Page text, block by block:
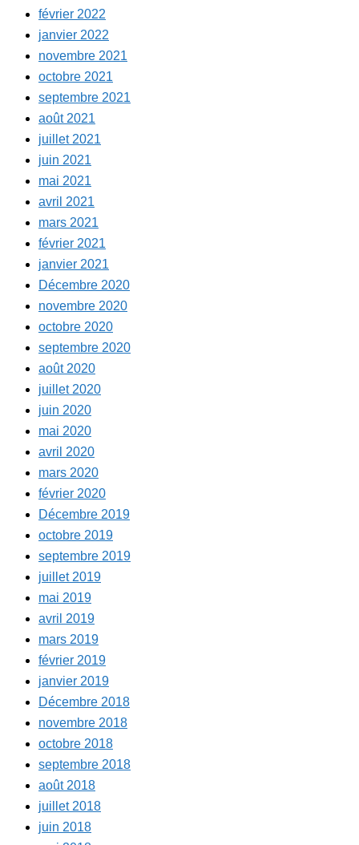
février 2022
janvier 2022
novembre 2021
octobre 2021
septembre 2021
août 2021
juillet 2021
juin 2021
mai 2021
avril 2021
mars 2021
février 2021
janvier 2021
Décembre 2020
novembre 2020
octobre 2020
septembre 2020
août 2020
juillet 2020
juin 2020
mai 2020
avril 2020
mars 2020
février 2020
Décembre 2019
octobre 2019
septembre 2019
juillet 2019
mai 2019
avril 2019
mars 2019
février 2019
janvier 2019
Décembre 2018
novembre 2018
octobre 2018
septembre 2018
août 2018
juillet 2018
juin 2018